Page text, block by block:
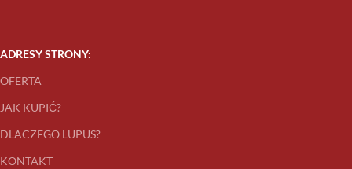
ADRESY STRONY:
OFERTA
JAK KUPIĆ?
DLACZEGO LUPUS?
KONTAKT